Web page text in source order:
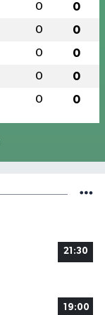
0 0
0 0
0 0
0 0
0 0
21:30
19:00